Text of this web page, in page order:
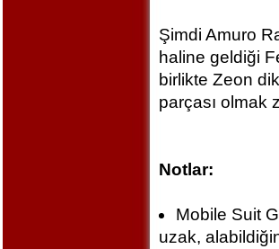
Şimdi Amuro
haline geldiği
birlikte Zeon
parçası olmak
Notlar:
Mobile Suit
uzak,